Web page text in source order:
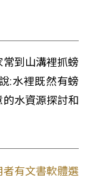
到山溝裡抓螃
:水裡既然有螃
水資源探討和
者有文書軟體選